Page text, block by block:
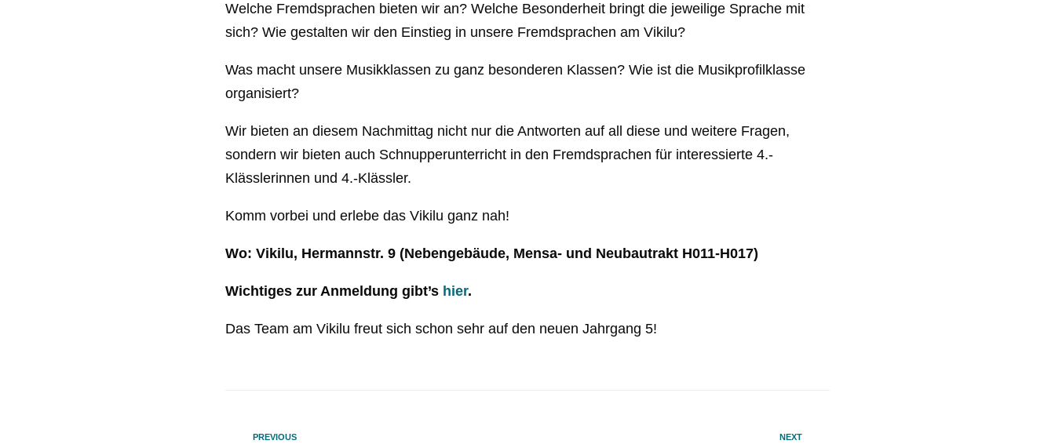
Welche Fremdsprachen bieten wir an? Welche Besonderheit bringt die jeweilige Sprache mit
sich? Wie gestalten wir den Einstieg in unsere Fremdsprachen am Vikilu?
Was macht unsere Musikklassen zu ganz besonderen Klassen? Wie ist die Musikprofilklasse
organisiert?
Wir bieten an diesem Nachmittag nicht nur die Antworten auf all diese und weitere Fragen,
sondern wir bieten auch Schnupperunterricht in den Fremdsprachen für interessierte 4.-
Klässlerinnen und 4.-Klässler.
Komm vorbei und erlebe das Vikilu ganz nah!
Wo: Vikilu, Hermannstr. 9 (Nebengebäude, Mensa- und Neubautrakt H011-H017)
Wichtiges zur Anmeldung gibt’s hier.
Das Team am Vikilu freut sich schon sehr auf den neuen Jahrgang 5!
PREVIOUS NEXT